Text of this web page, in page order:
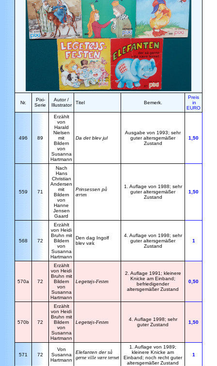
Nr.
Pixi-
Serie
Autor /
Illustrator
Titel Bemerk.
Preis
in
EURO
496 89
Erzählt
von
Harald
Nielsen
mit
Bildern
von
Susanna
Hartmann
Da det blev jul
Ausgabe von 1993; sehr
guter altersgemäßer
Zustand
1,50
559 71
Nach
Hans
Christian
Andersen
mit
Bildern
von
Hanne
Jensen
Gaard
Prinsessen på
ærten
1. Auflage von 1988; sehr
guter altersgemäßer
Zustand
1,50
568 72
Erzählt
von Heidi
Bruhn mit
Bildern
von
Susanna
Hartmann
Den dag Ingolf
blev væk
4. Auflage von 1998; sehr
guter altersgemäßer
Zustand
1
570a 72
Erzählt
von Heidi
Bruhn mit
Bildern
von
Susanna
Hartmann
Legetøjs-Festen
2. Auflage 1991; kleinere
Knicke am Einband;
befriedigender
altersgemäßer Zustand
0,50
570b 72
Erzählt
von Heidi
Bruhn mit
Bildern
von
Susanna
Hartmann
Legetøjs-Festen
4. Auflage 1998; sehr
guter Zustand
1,50
571 72
Von
Susanna
Hartmann
Elefanten der så
gerne ville være ternet
1. Auflage von 1989;
kleinere Knicke am
Einband; noch recht guter
altersgemäßer Zustand
1